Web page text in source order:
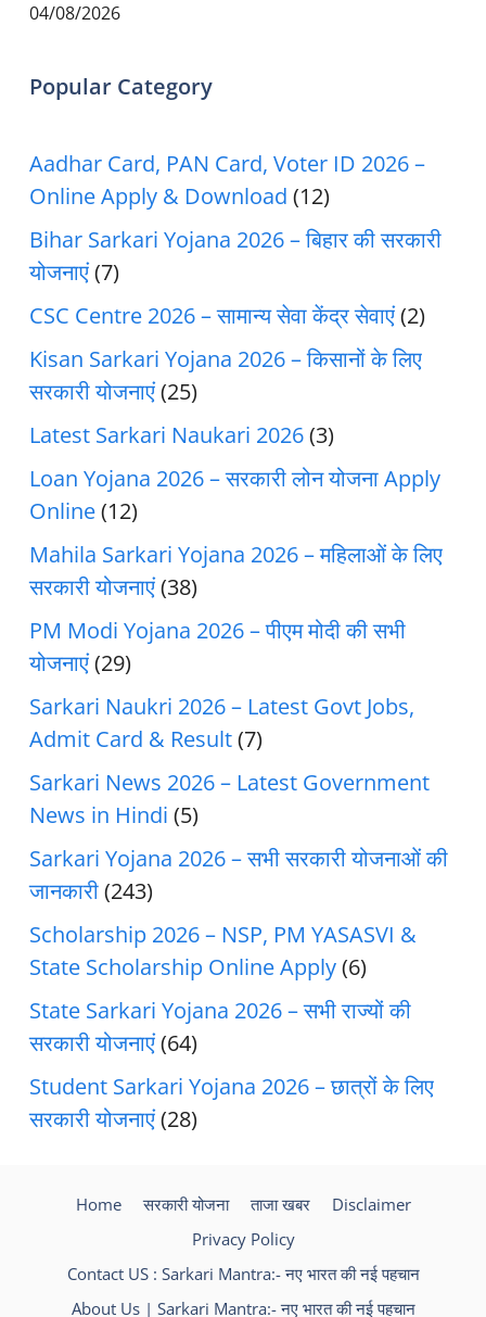
04/08/2026
Popular Category
Aadhar Card, PAN Card, Voter ID 2026 –
Online Apply & Download (12)
Bihar Sarkari Yojana 2026 – बिहार की सरकारी
योजनाएं(7)
CSC Centre 2026 – सामान्य सेवा केंद्र सेवाएं(2)
Kisan Sarkari Yojana 2026 – किसानों के लिए
सरकारी योजनाएं(25)
Latest Sarkari Naukari 2026(3)
Loan Yojana 2026 – सरकारी लोन योजना Apply
Online(12)
Mahila Sarkari Yojana 2026 – महिलाओं के लिए
सरकारी योजनाएं(38)
PM Modi Yojana 2026 – पीएम मोदी की सभी
योजनाएं(29)
Sarkari Naukri 2026 – Latest Govt Jobs,
Admit Card & Result(7)
Sarkari News 2026 – Latest Government
News in Hindi (5)
Sarkari Yojana 2026 – सभी सरकारी योजनाओं की
जानकारी(243)
Scholarship 2026 – NSP, PM YASASVI &
State Scholarship Online Apply(6)
State Sarkari Yojana 2026 – सभी राज्यों की
सरकारी योजनाएं(64)
Student Sarkari Yojana 2026 – छात्रों के लिए
सरकारी योजनाएं(28)
Home सरकारी योजना ताजा खबर
Disclaimer
Privacy Policy
Contact US : Sarkari Mantra:- नए भारत की नई पहचान
About Us | Sarkari Mantra:- नए भारत की नई पहचान